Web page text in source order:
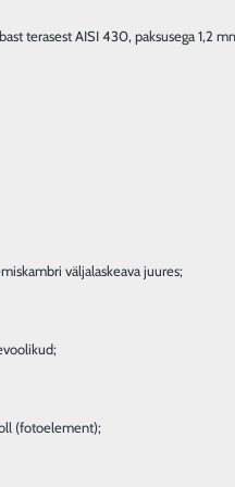
terasest AISI 430, paksusega 1,2
väljalaskeava juures;
(fotoelement);